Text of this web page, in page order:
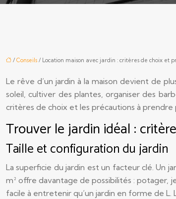
/ Conseils / Location maison avec jardin : critères de choix et
Le rêve d’un jardin à la maison devient de
soleil, cultiver des plantes, organiser des
critères de choix et les précautions à
Trouver le jardin idéal :
Taille et configuration du jardin
La superficie du jardin est un facteur clé. Un
m² offre davantage de possibilités : potager,
facile à entretenir qu’un jardin en forme de